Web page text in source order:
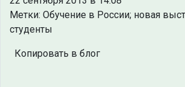
Метки: Обучение в России; новая
студенты
Копировать в блог